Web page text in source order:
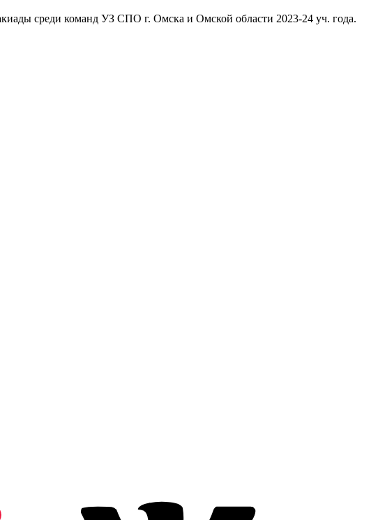
среди команд УЗ СПО г. Омска и Омской области 2023-24 уч. года.